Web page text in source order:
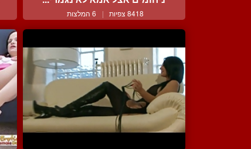
8418 צפיות | 6 המלצות